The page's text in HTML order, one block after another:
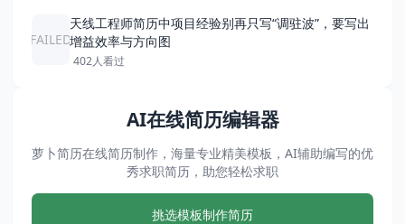
FAILED
天线工程师简历中项目经验别再只写“调驻波”，要写出
增益效率与方向图
402人看过
AI在线简历编辑器
萝卜简历在线简历制作，海量专业精美模板，AI辅助编写的优
秀求职简历，助您轻松求职
挑选模板制作简历